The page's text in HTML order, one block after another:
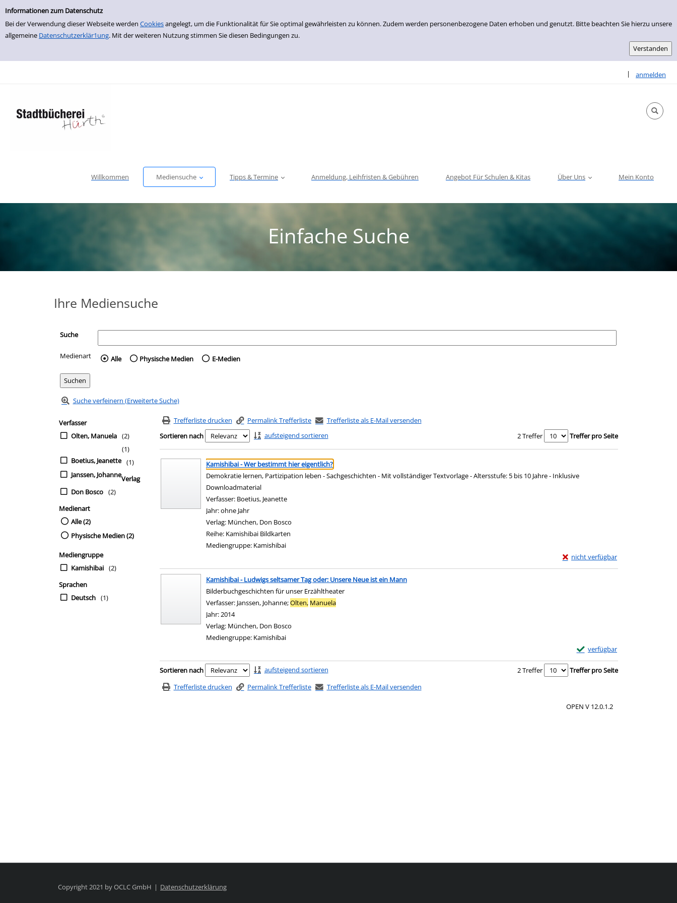
Einfache Suche
Informationen zum Datenschutz
Bei der Verwendung dieser Webseite werden Cookiesangelegt, um die Funktionalität für Sie optimal gewährleisten zu können. Zudem werden personenbezogene Daten erhoben und genutzt. Bitte beachten Sie hierzu unsere
allgemeine Datenschutzerklär1ung. Mit der weiteren Nutzung stimmen Sie diesen Bedingungen zu.
zur Navigation springen
zum Inhalt springen
Zu den Suchfiltern springen
Zur Trefferliste springen
| anmelden
Sprache
Willkommen Mediensuche Tipps & Termine Anmeldung, Leihfristen & Gebühren Angebot Für Schulen & Kitas Über Uns Mein Konto
Einfache Suche
Ihre Mediensuche
Suche
Medienart Wählen Sie die Medienart nach der Sie suchen wollen.
Alle Physische Medien E-Medien
Suche verfeinern (Erweiterte Suche)
Suchfilter
Zur Trefferliste springen
Verfasser
Olten, Manuela (2)
Boetius, Jeanette
(1)
Janssen, Johanne
(1)
Verlag
Don Bosco (2)
Medienart
Alle (2)
Physische Medien (2)
Mediengruppe
Kamishibai (2)
Sprachen
Deutsch (1)
Trefferliste drucken Permalink Trefferliste
Trefferliste als E-Mail versenden
Sortieren nach
aufsteigend sortieren 2 Treffer Treffer pro Seite
Suchergebnis
Zu den Suchfiltern springen
Kamishibai - Wer bestimmt hier eigentlich?
Demokratie lernen, Partizipation leben - Sachgeschichten - Mit vollständiger Textvorlage - Altersstufe: 5 bis 10 Jahre - Inklusive
Downloadmaterial
Verfasser: Boetius, Jeanette
Jahr:ohne Jahr
Verlag: München, Don Bosco
Reihe: Kamishibai Bildkarten
Mediengruppe: Kamishibai
nicht verfügbar
Exemplar-Details von Kamishibai -
Zum Download von externem
Kamishibai - Ludwigs seltsamer Tag oder: Unsere Neue ist ein Mann
Bilderbuchgeschichten für unser Erzähltheater
Verfasser: Janssen, Johanne;Olten, Manuela
Jahr:2014
Verlag: München, Don Bosco
Mediengruppe: Kamishibai
verfügbar
Exemplar-Details von
Zum Download von externem
Zu den Suchfiltern springen
Sortieren nach aufsteigend sortieren 2 Treffer
Treffer pro Seite
Trefferliste drucken
Permalink Trefferliste Trefferliste als E-Mail versenden
OPEN V 12.0.1.2
Copyright 2021 by OCLC GmbH Datenschutzerklärung